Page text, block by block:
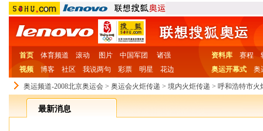
首页 体育频道 滚动 图片 中国军团
诸强
视频
博客 社区 我说两句 彩票 明星 花边
资料库 赛程
奥运开幕式
奥
奥运频道-2008北京奥运会 > 奥运会火炬传递 > 境内火炬传递 > 呼和浩特市火
最新消息